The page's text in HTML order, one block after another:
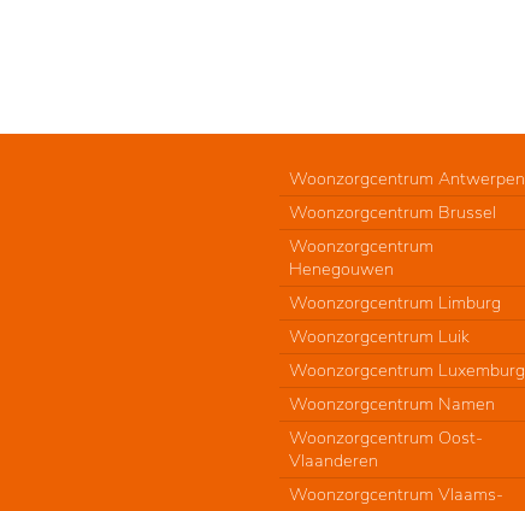
Woonzorgcentrum Antwerpen
Woonzorgcentrum Brussel
Woonzorgcentrum
Henegouwen
Woonzorgcentrum Limburg
Woonzorgcentrum Luik
Woonzorgcentrum Luxemburg
Woonzorgcentrum Namen
Woonzorgcentrum Oost-
Vlaanderen
Woonzorgcentrum Vlaams-